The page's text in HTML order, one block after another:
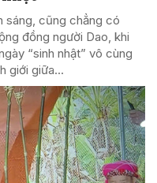
sáng, cũng chẳng có
đồng người Dao, khi
“sinh nhật” vô cùng
giới giữa...